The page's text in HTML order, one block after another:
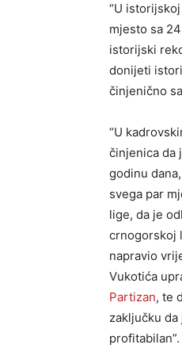
“U
mjesto sa
istorijski
donijeti
činjenično
“U
činjenica da
godinu
svega par
lige, da je
crnogorskoj
napravio
Vukotića
Partizan, te
zaključku
profitabilan”.